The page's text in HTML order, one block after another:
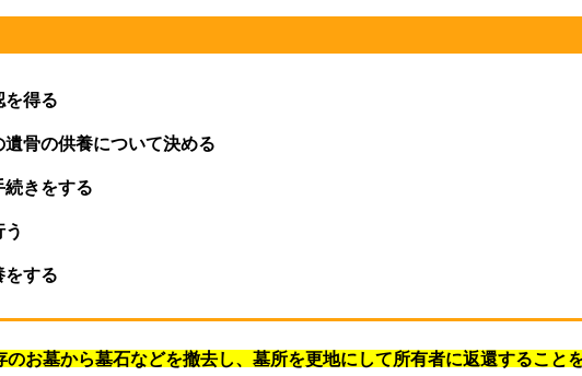
を得る
遺骨の供養について決める
続きをする
をする
のお墓から墓石などを撤去し、墓所を更地にして所有者に返還すること